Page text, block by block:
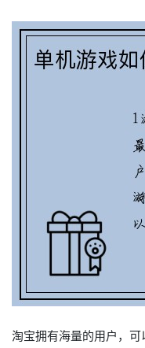
淘宝拥有海量的用户，